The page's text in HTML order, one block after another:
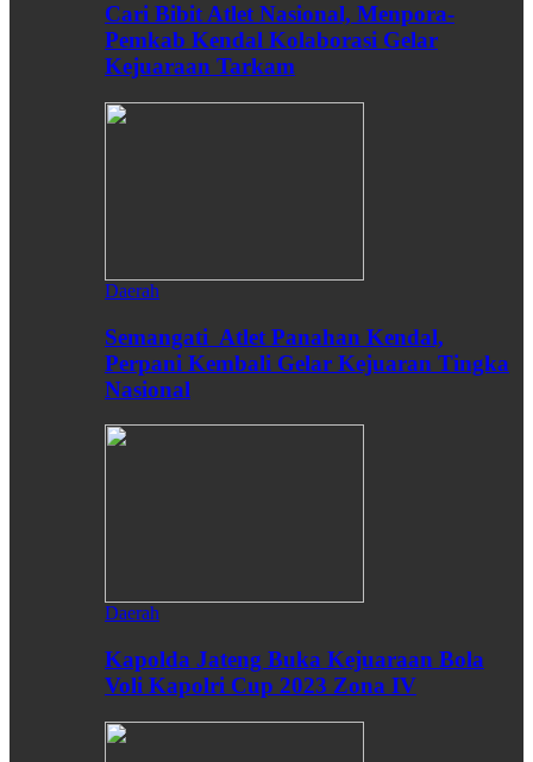
Cari Bibit Atlet Nasional, Menpora-
Pemkab Kendal Kolaborasi Gelar
Kejuaraan Tarkam
Daerah
Semangati Atlet Panahan Kendal,
Perpani Kembali Gelar Kejuaran Tingka
Nasional
Daerah
Kapolda Jateng Buka Kejuaraan Bola
Voli Kapolri Cup 2023 Zona IV